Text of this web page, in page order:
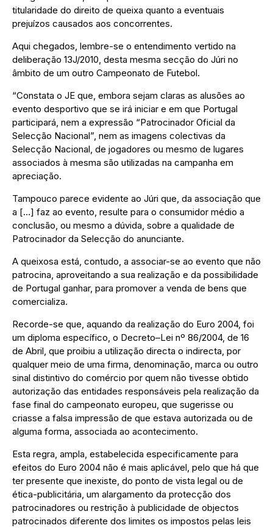
titularidade do direito de queixa quanto a eventuais
prejuízos causados aos concorrentes.
Aqui chegados, lembre-se o entendimento vertido na
deliberação 13J/2010, desta mesma secção do Júri no
âmbito de um outro Campeonato de Futebol.
“Constata o JE que, embora sejam claras as alusões ao
evento desportivo que se irá iniciar e em que Portugal
participará, nem a expressão “Patrocinador Oficial da
Selecção Nacional”, nem as imagens colectivas da
Selecção Nacional, de jogadores ou mesmo de lugares
associados à mesma são utilizadas na campanha em
apreciação.
Tampouco parece evidente ao Júri que, da associação que
a […] faz ao evento, resulte para o consumidor médio a
conclusão, ou mesmo a dúvida, sobre a qualidade de
Patrocinador da Selecção do anunciante.
A queixosa está, contudo, a associar-se ao evento que não
patrocina, aproveitando a sua realização e da possibilidade
de Portugal ganhar, para promover a venda de bens que
comercializa.
Recorde-se que, aquando da realização do Euro 2004, foi
um diploma específico, o Decreto–Lei nº 86/2004, de 16
de Abril, que proibiu a utilização directa o indirecta, por
qualquer meio de uma firma, denominação, marca ou outro
sinal distintivo do comércio por quem não tivesse obtido
autorização das entidades responsáveis pela realização da
fase final do campeonato europeu, que sugerisse ou
criasse a falsa impressão de que estava autorizada ou de
alguma forma, associada ao acontecimento.
Esta regra, ampla, estabelecida especificamente para
efeitos do Euro 2004 não é mais aplicável, pelo que há que
ter presente que inexiste, do ponto de vista legal ou de
ética-publicitária, um alargamento da protecção dos
patrocinadores ou restrição à publicidade de objectos
patrocinados diferente dos limites os impostos pelas leis